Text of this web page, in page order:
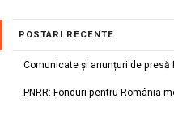
POSTARI RECENTE
Comunicate și anunțuri de presă
PNRR: Fonduri pentru România